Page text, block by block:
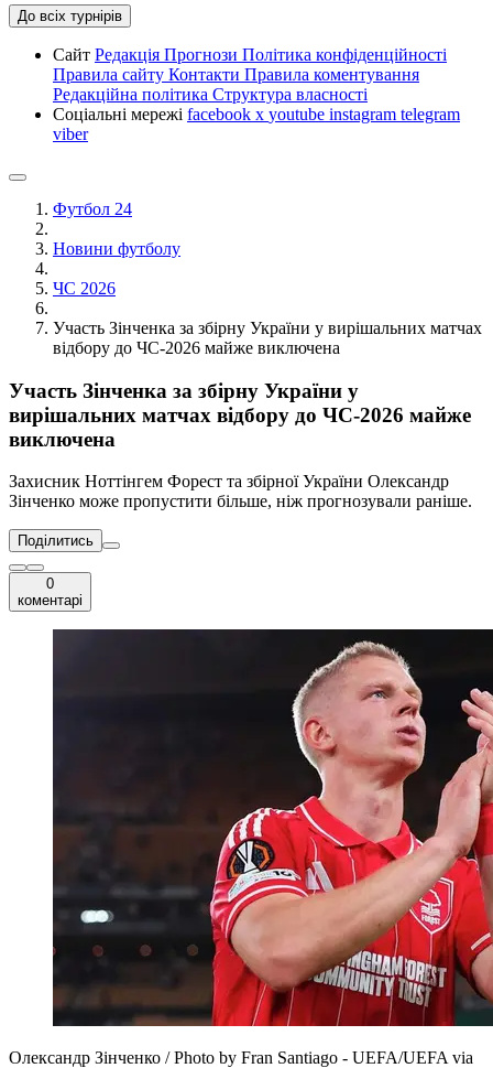
До всіх турнірів
Сайт Редакція Прогнози Політика конфіденційності
Правила сайту Контакти Правила коментування
Редакційна політика Структура власності
Соціальні мережі facebook x youtube instagram telegram
viber
Футбол 24
Новини футболу
ЧС 2026
Участь Зінченка за збірну України у вирішальних матчах
відбору до ЧС-2026 майже виключена
Участь Зінченка за збірну України у
вирішальних матчах відбору до ЧС-2026 майже
виключена
Захисник Ноттінгем Форест та збірної України Олександр
Зінченко може пропустити більше, ніж прогнозували раніше.
Поділитись
0
коментарі
Олександр Зінченко / Photo by Fran Santiago - UEFA/UEFA via